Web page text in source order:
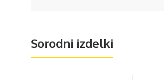
Sorodni izdelki